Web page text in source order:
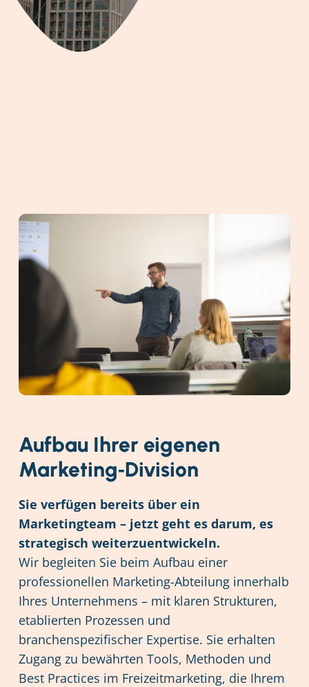
Aufbau Ihrer eigenen
Marketing‑Division
Sie verfügen bereits über ein
Marketingteam – jetzt geht es darum, es
strategisch weiterzuentwickeln.
Wir begleiten Sie beim Aufbau einer
professionellen Marketing-Abteilung innerhalb
Ihres Unternehmens – mit klaren Strukturen,
etablierten Prozessen und
branchenspezifischer Expertise. Sie erhalten
Zugang zu bewährten Tools, Methoden und
Best Practices im Freizeitmarketing, die Ihrem